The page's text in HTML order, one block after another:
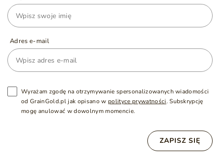
Adres e-mail
Wyrażam zgodę na otrzymywanie spersonalizowanych wiadomości
od GrainGold.pl jak opisano w polityce prywatności. Subskrypcję
mogę anulować w dowolnym momencie.
ZAPISZ SIĘ